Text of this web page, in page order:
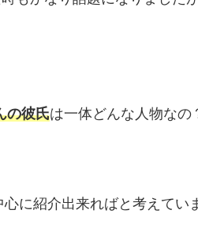
の彼氏は一体どんな人物なの
心に紹介出来ればと考えてい